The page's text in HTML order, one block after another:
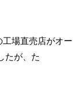
場直売店がオー
たが、た